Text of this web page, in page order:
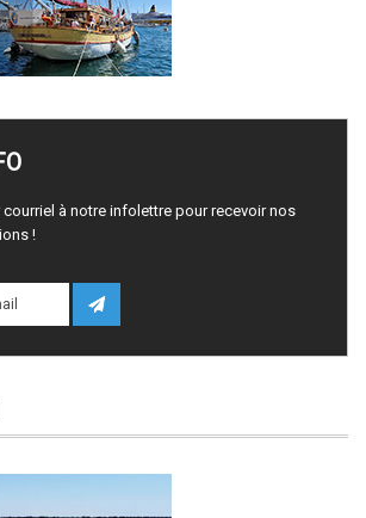
à notre infolettre pour recevoir nos
!